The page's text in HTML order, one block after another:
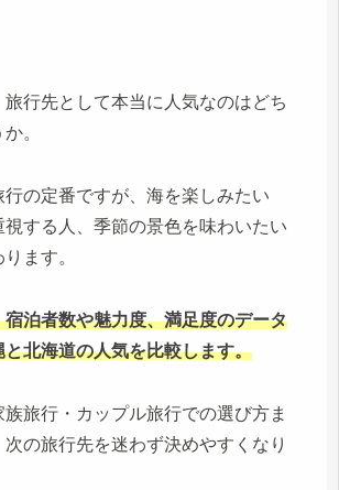
行先として本当に人気なのはどち
。
行の定番ですが、海を楽しみたい
視する人、季節の景色を味わいたい
ます。
泊者数や魅力度、満足度のデータ
北海道の人気を比較します。
旅行・カップル旅行での選び方ま
の旅行先を迷わず決めやすくなり